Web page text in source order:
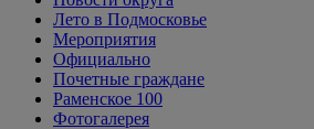
Лето в Подмосковье
Мероприятия
Официально
Почетные граждане
Раменское 100
Фотогалерея